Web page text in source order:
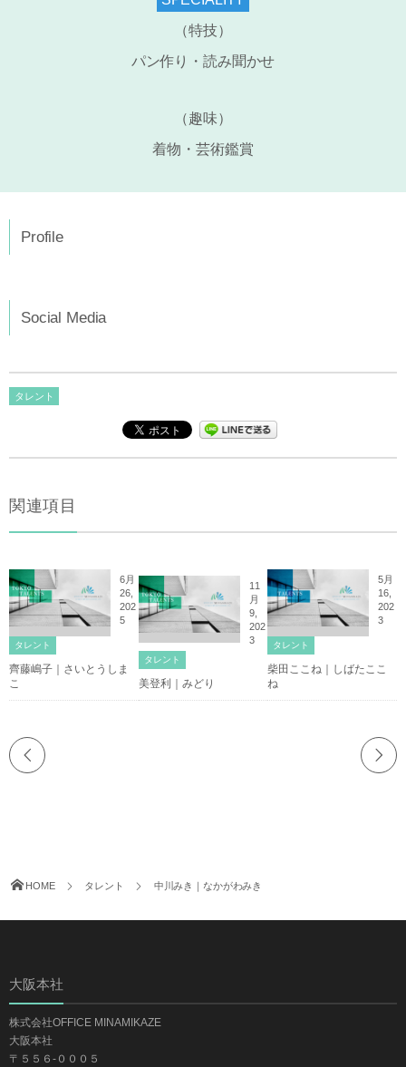
（特技）
パン作り・読み聞かせ
（趣味）
着物・芸術鑑賞
Profile
Social Media
タレント
関連項目
6月
26,
202
5
タレント
齊藤嶋子｜さいとうしま
こ
11
月
9,
202
3
タレント
美登利｜みどり
5月
16,
202
3
タレント
柴田ここね｜しばたここ
ね
HOME タレント 中川みき｜なかがわみき
大阪本社
株式会社OFFICE MINAMIKAZE
大阪本社
〒５５６-０００５